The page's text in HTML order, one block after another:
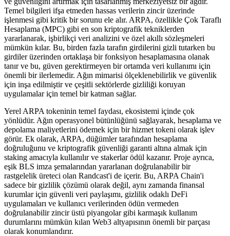
Temel bilgileri ifşa etmeden hassas verilerin zincir üzerinde
işlenmesi gibi kritik bir sorunu ele alır. ARPA, özellikle Çok Taraflı
Hesaplama (MPC) gibi en son kriptografik tekniklerden
yararlanarak, işbirlikçi veri analizini ve özel akıllı sözleşmeleri
mümkün kılar. Bu, birden fazla tarafın girdilerini gizli tutarken bu
girdiler üzerinden ortaklaşa bir fonksiyon hesaplamasına olanak
tanır ve bu, güven gerektirmeyen bir ortamda veri kullanımı için
önemli bir ilerlemedir. Ağın mimarisi ölçeklenebilirlik ve güvenlik
için inşa edilmiştir ve çeşitli sektörlerde gizliliği koruyan
uygulamalar için temel bir katman sağlar.
Yerel ARPA tokeninin temel faydası, ekosistemi içinde çok
yönlüdür. Ağın operasyonel bütünlüğünü sağlayarak, hesaplama ve
depolama maliyetlerini ödemek için bir hizmet tokeni olarak işlev
görür. Ek olarak, ARPA, düğümler tarafından hesaplama
doğruluğunu ve kriptografik güvenliği garanti altına almak için
staking amacıyla kullanılır ve stakerlar ödül kazanır. Proje ayrıca,
eşik BLS imza şemalarından yararlanan doğrulanabilir bir
rastgelelik üreteci olan Randcast'i de içerir. Bu, ARPA Chain'i
sadece bir gizlilik çözümü olarak değil, aynı zamanda finansal
kurumlar için güvenli veri paylaşımı, gizlilik odaklı DeFi
uygulamaları ve kullanıcı verilerinden ödün vermeden
doğrulanabilir zincir üstü piyangolar gibi karmaşık kullanım
durumlarını mümkün kılan Web3 altyapısının önemli bir parçası
olarak konumlandırır.